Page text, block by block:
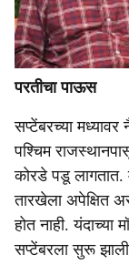
परतीचा पाऊस
सप्टेंबरच्या मध्यावर
पश्‍चिम
कोरडे पडू
तारखेला अपेक्षित
होत नाही. यंदाच्या
सप्टेंबरला सुरू